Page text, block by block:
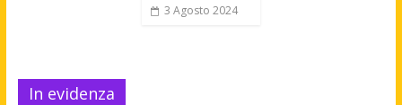
3 Agosto 2024
In evidenza